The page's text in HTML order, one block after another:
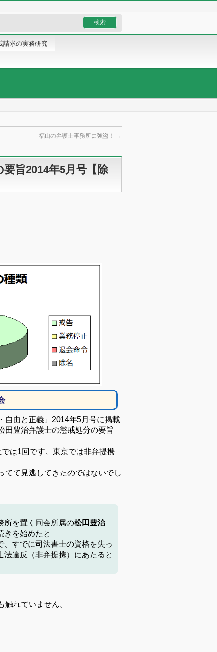
請求の実務研究
福山の弁護士事務所に強盗！ →
旨2014年5月号【除
自由と正義」 2014年5月号に掲載
田豊治弁護士の懲戒処分の要旨
では1回です。 東京では非弁提携
てて見逃してきたのではないでし
を置く同会所属の松田豊治
きを始めたと
、すでに司法書士の資格を失っ
違反（非弁提携） にあたると
れていません。